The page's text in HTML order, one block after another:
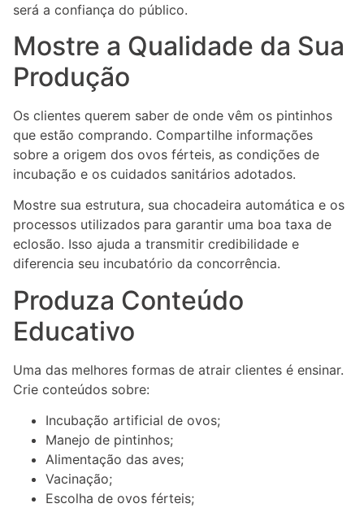
será a confiança do público.
Mostre a Qualidade da Sua
Produção
Os clientes querem saber de onde vêm os pintinhos
que estão comprando. Compartilhe informações
sobre a origem dos ovos férteis, as condições de
incubação e os cuidados sanitários adotados.
Mostre sua estrutura, sua chocadeira automática e os
processos utilizados para garantir uma boa taxa de
eclosão. Isso ajuda a transmitir credibilidade e
diferencia seu incubatório da concorrência.
Produza Conteúdo
Educativo
Uma das melhores formas de atrair clientes é ensinar.
Crie conteúdos sobre:
Incubação artificial de ovos;
Manejo de pintinhos;
Alimentação das aves;
Vacinação;
Escolha de ovos férteis;